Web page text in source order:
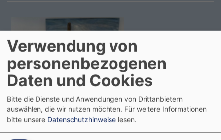
Verwendung von
personenbezogenen
Daten und Cookies
Bitte die Dienste und Anwendungen von Drittanbietern
auswählen, die wir nutzen möchten. Für weitere Informationen
bitte unsere Datenschutzhinweise lesen.